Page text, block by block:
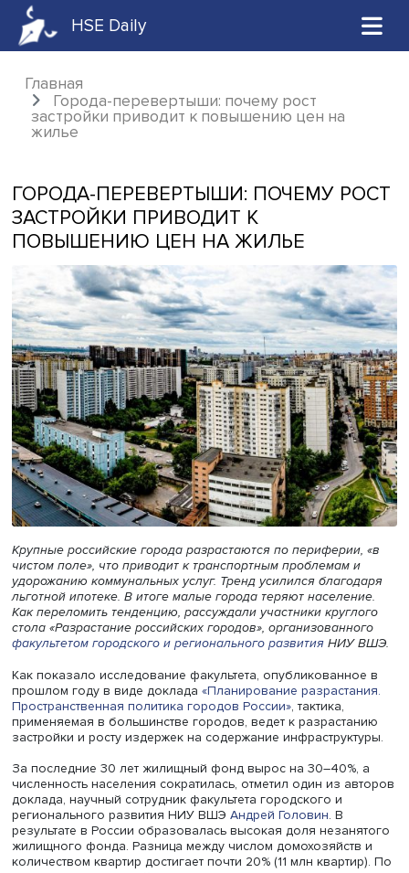
HSE Daily
Главная
Города-перевертыши: почему рост
застройки приводит к повышению цен на
ГОРОДА-ПЕРЕВЕРТЫШИ: ПОЧЕМУ
ЗАСТРОЙКИ ПРИВОДИТ К
ПОВЫШЕНИЮ ЦЕН НА ЖИЛЬЕ
Крупные российские города разрастаются по
чистом поле», что приводит к транспортным проблемам
удорожанию коммунальных услуг. Тренд усилился
льготной ипотеке. В итоге малые города теряют
Как переломить тенденцию, рассуждали участники
стола «Разрастание российских городов»,
факультетом городского и регионального развитияНИУ
Как показало исследование факультета,
прошлом году в виде доклада«Планирование
Пространственная политика городов России» , тактика,
применяемая в большинстве городов, ведет к
застройки и росту издержек на содержание